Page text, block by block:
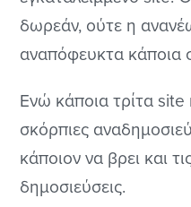
δωρεάν, ούτε η
αναπόφευκτα κάποια
Ενώ κάποια τρίτα site
σκόρπιες
κάποιον να βρει και
δημοσιεύσεις.